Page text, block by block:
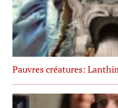
Pauvres créatures: